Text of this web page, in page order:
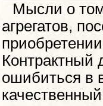
Мысли о
агрегатов,
Контрактный
ошибиться в